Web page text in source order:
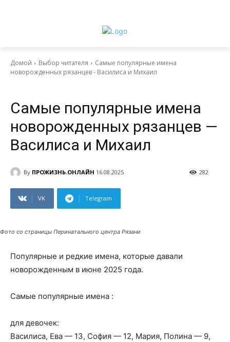
Домой Выбор читателя
Самые популярные имена
новорожденных рязанцев - Василиса и Михаил
Самые популярные имена
новорожденных рязанцев —
Василиса и Михаил
By ПРОЖИЗНЬ.ОНЛАЙН 16.08.2025 282
VK Telegram
Фото со страницы Перинатального центра Рязани
Популярные и редкие имена, которые давали
новорожденным в июне 2025 года.
Самые популярные имена :
для девочек:
Василиса, Ева — 13, София — 12, Мария, Полина — 9,